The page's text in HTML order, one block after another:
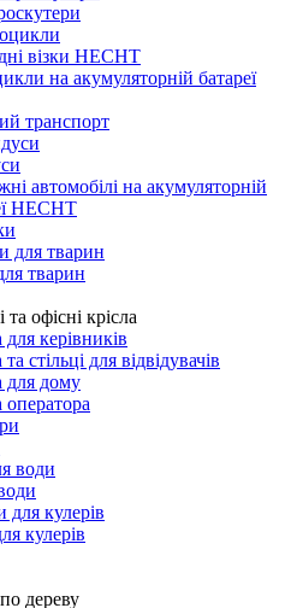
візки HECHT
на акумуляторній батареї
транспорт
автомобілі на акумуляторній
HECHT
тварин
офісні крісла
для керівників
стільці для відвідувачів
для дому
оператора
кулерів